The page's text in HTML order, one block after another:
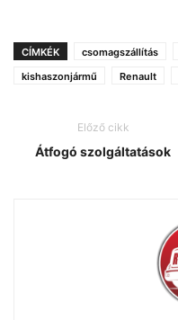
CÍMKÉK csomagszállítás
kishaszonjármű
Renault
Előző cikk
Átfogó szolgáltatások